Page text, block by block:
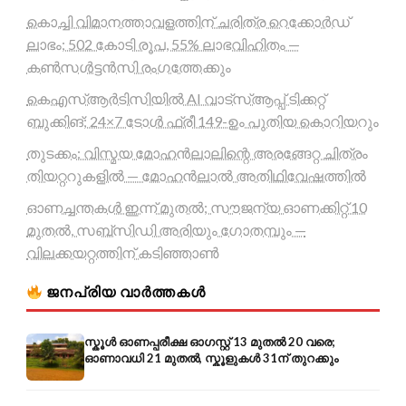
കൊച്ചി വിമാനത്താവളത്തിന് ചരിത്ര റെക്കോർഡ്
ലാഭം; 502 കോടി രൂപ, 55% ലാഭവിഹിതം —
കൺസൾട്ടൻസി രംഗത്തേക്കും
കെഎസ്ആർടിസിയിൽ AI വാട്സ്ആപ്പ് ടിക്കറ്റ്
ബുക്കിങ്; 24×7 ടോൾ ഫ്രീ 149-ഉം പുതിയ കൊറിയറും
തുടക്കം: വിസ്മയ മോഹൻലാലിന്റെ അരങ്ങേറ്റ ചിത്രം
തിയറ്ററുകളിൽ — മോഹൻലാൽ അതിഥിവേഷത്തിൽ
ഓണച്ചന്തകൾ ഇന്ന് മുതൽ; സൗജന്യ ഓണക്കിറ്റ് 10
മുതൽ, സബ്സിഡി അരിയും ഗോതമ്പും —
വിലക്കയറ്റത്തിന് കടിഞ്ഞാൺ
ജനപ്രിയ വാർത്തകൾ
സ്കൂൾ ഓണപ്പരീക്ഷ ഓഗസ്റ്റ് 13 മുതൽ 20 വരെ;
ഓണാവധി 21 മുതൽ, സ്കൂളുകൾ 31ന് തുറക്കും